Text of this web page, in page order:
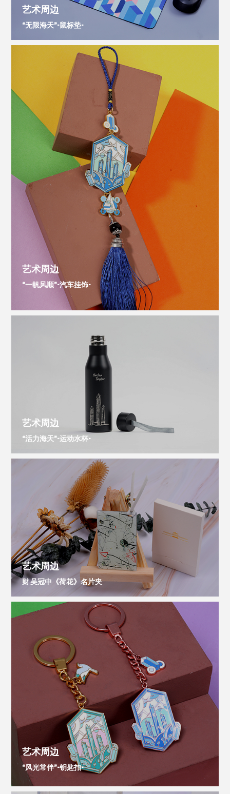
艺术周边
“无限海天”-鼠标垫-
艺术周边
“一帆风顺”-汽车挂饰-
艺术周边
“活力海天”-运动水杯-
艺术周边
财 吴冠中《荷花》名片夹
艺术周边
“风光常伴”-钥匙扣-